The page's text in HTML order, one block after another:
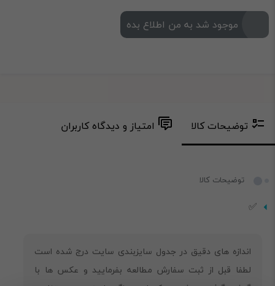
موجود شد به من اطلاع بده
توضیحات کالا امتیاز و دیدگاه کاربران
توضیحات کالا
✅
‎اندازه های دقیق در جدول سایزبندی سایت درج شده است
لطفا قبل از ثبت سفارش مطالعه بفرمایید و عکس ها با